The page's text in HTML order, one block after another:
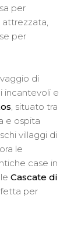
per
attrezzata,
per
di
incantevoli e
, situato tra
e ospita
villaggi di
le
case in
Cascate di
per